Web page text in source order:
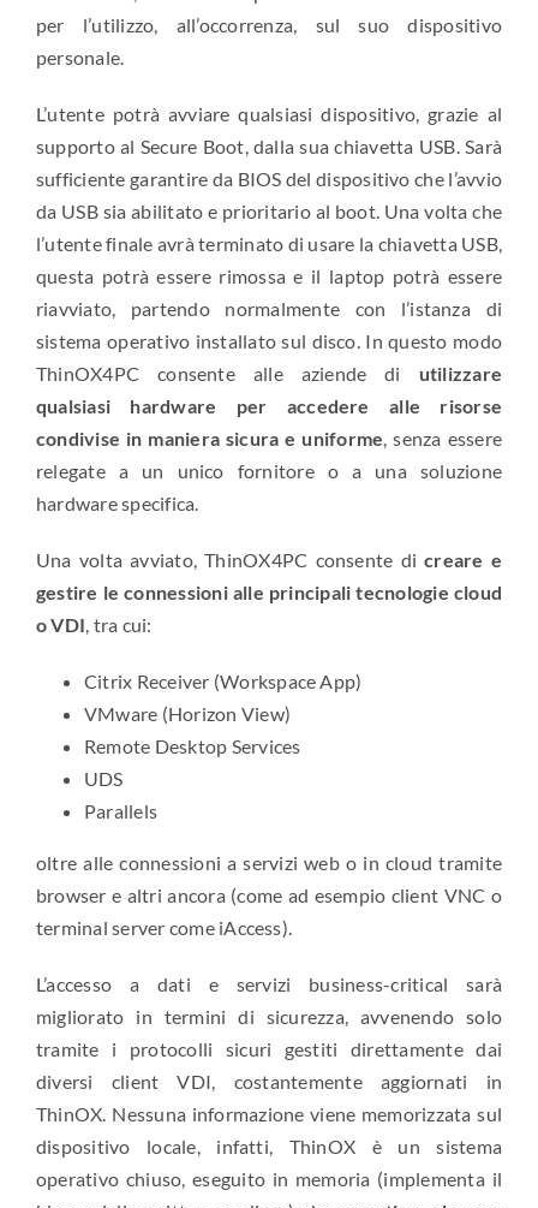
per l’utilizzo, all’occorrenza, sul suo dispositivo
personale.
L’utente potrà avviare qualsiasi dispositivo, grazie al
supporto al Secure Boot, dalla sua chiavetta USB. Sarà
sufficiente garantire da BIOS del dispositivo che l’avvio
da USB sia abilitato e prioritario al boot. Una volta che
l’utente finale avrà terminato di usare la chiavetta USB,
questa potrà essere rimossa e il laptop potrà essere
riavviato, partendo normalmente con l’istanza di
sistema operativo installato sul disco. In questo modo
ThinOX4PC consente alle aziende di utilizzare
qualsiasi hardware per accedere alle risorse
condivise in maniera sicura e uniforme, senza essere
relegate a un unico fornitore o a una soluzione
hardware specifica.
Una volta avviato, ThinOX4PC consente dicreare e
gestire le connessioni alle principali tecnologie cloud
o VDI, tra cui:
Citrix Receiver (Workspace App)
VMware (Horizon View)
Remote Desktop Services
UDS
Parallels
oltre alle connessioni a servizi web o in cloud tramite
browser e altri ancora (come ad esempio client VNC o
terminal server come iAccess).
L’accesso a dati e servizi business-critical sarà
migliorato in termini di sicurezza, avvenendo solo
tramite i protocolli sicuri gestiti direttamente dai
diversi client VDI, costantemente aggiornati in
ThinOX. Nessuna informazione viene memorizzata sul
dispositivo locale, infatti, ThinOX è un sistema
operativo chiuso, eseguito in memoria (implementa il